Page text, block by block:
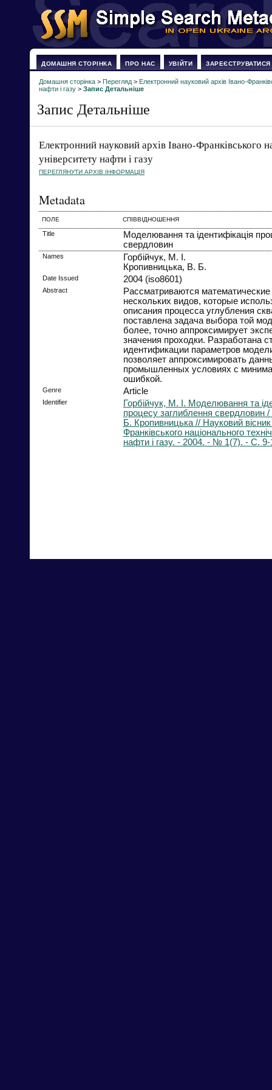
ДОМАШНЯ СТОРІНКА ПРО НАС УВІЙТИ ЗАРЕЄСТРУВАТИСЯ
Домашня сторінка > Перегляд > Електронний науковий архів Івано-
нафти і газу > Запис Детальніше
Запис Детальніше
Електронний науковий архів Івано-Франківського
університету нафти і газу
ПЕРЕГЛЯНУТИ АРХІВ ІНФОРМАЦІЯ
Metadata
ПОЛЕ СПІВВІДНОШЕННЯ
Title
Моделювання та ідентифікація
свердловин
Names
Горбійчук, М. І.
Кропивницька, В. Б.
Date Issued 2004 (iso8601)
Abstract
Рассматриваются
нескольких видов, которые
описания процесса углубления
поставлена задача выбора той
более, точно аппроксимирует
значения проходки. Разработана
идентификации параметров
позволяет аппроксимировать
промышленных условиях с
ошибкой.
Genre Article
Identifier
Горбійчук, М. І. Моделювання та
процесу заглиблення свердловин /
Б. Кропивницька // Науковий вісник
Франківського національного
нафти і газу. - 2004. - № 1(7). - С. 9-